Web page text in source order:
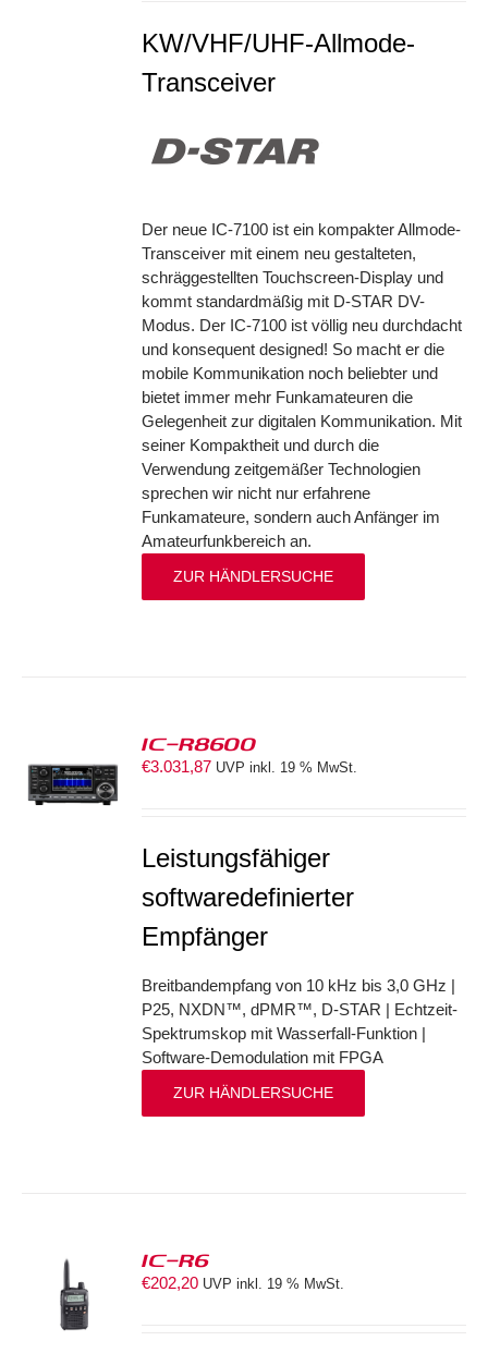
KW/VHF/UHF-Allmode-
Transceiver
Der neue IC-7100 ist ein kompakter Allmode-
Transceiver mit einem neu gestalteten,
schräggestellten Touchscreen-Display und
kommt standardmäßig mit D-STAR DV-
Modus. Der IC-7100 ist völlig neu durchdacht
und konsequent designed! So macht er die
mobile Kommunikation noch beliebter und
bietet immer mehr Funkamateuren die
Gelegenheit zur digitalen Kommunikation. Mit
seiner Kompaktheit und durch die
Verwendung zeitgemäßer Technologien
sprechen wir nicht nur erfahrene
Funkamateure, sondern auch Anfänger im
Amateurfunkbereich an.
ZUR HÄNDLERSUCHE
IC-R8600
€3.031,87 UVP inkl. 19 % MwSt.
Leistungsfähiger
softwaredefinierter
Empfänger
Breitbandempfang von 10 kHz bis 3,0 GHz |
P25, NXDN™, dPMR™, D-STAR | Echtzeit-
Spektrumskop mit Wasserfall-Funktion |
Software-Demodulation mit FPGA
ZUR HÄNDLERSUCHE
IC-R6
€202,20 UVP inkl. 19 % MwSt.